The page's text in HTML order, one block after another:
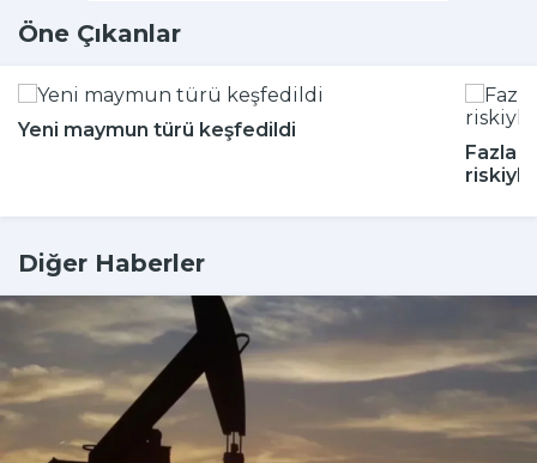
Öne Çıkanlar
Yeni maymun türü keşfedildi
Fazla
Diğer Haberler